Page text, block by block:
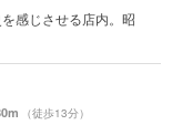
感じさせる店内。昭
（徒歩13分）